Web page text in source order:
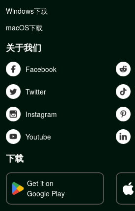
Windows下载
macOS下载
关于我们
Facebook
Twitter
Instagram
Youtube
下载
Get it on
Google Play